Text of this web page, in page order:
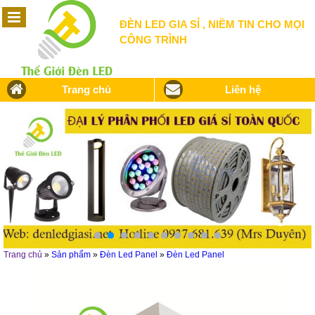
ĐÈN LED GIA SỈ , NIỀM TIN CHO MỌI
CÔNG TRÌNH
Trang chủ Liên hệ
Trang chủ » Sản phẩm » Đèn Led Panel » Đèn Led Panel